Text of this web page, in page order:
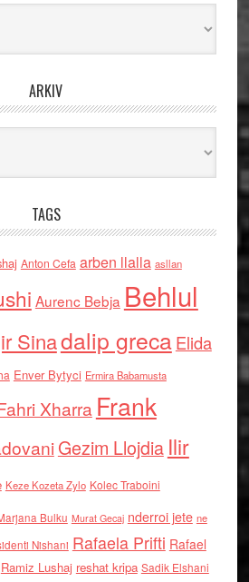
ARKIV
TAGS
Anton Cefa arben llalla asllan
Aurenc Bebja Behlul
Sinadalip grecaElida
Enver Bytyci Ermira Babamusta
Xharra Frank
Gezim Llojdia Ilir
Keze Kozeta Zylo Kolec Traboini
Bulku Murat Gecaj nderroi jete ne
Nishani Rafaela Prifti Rafael
Ramiz Lushaj reshat kripa Sadik Elshani